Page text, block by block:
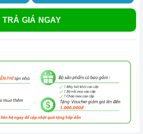
TRẢ GIÁ NGAY